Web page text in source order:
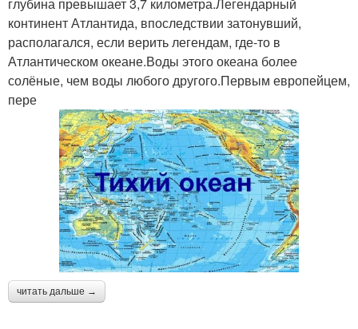
глубина превышает 3,7 километра.Легендарный
континент Атлантида, впоследствии затонувший,
располагался, если верить легендам, где-то в
Атлантическом океане.Воды этого океана более
солёные, чем воды любого другого.Первым европейцем,
пере
читать дальше →